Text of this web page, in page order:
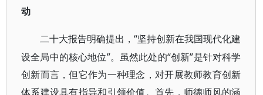
动
二十大报告明确提出，“坚持创新在我国现代化建
设全局中的核心地位”。虽然此处的“创新”是针对科学
创新而言，但它作为一种理念，对开展教师教育创新
体系建设具有指导和引领价值。首先，师德师风的涵